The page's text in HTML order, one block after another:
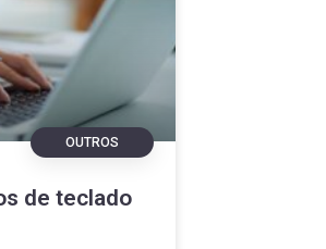
OUTROS
de teclado